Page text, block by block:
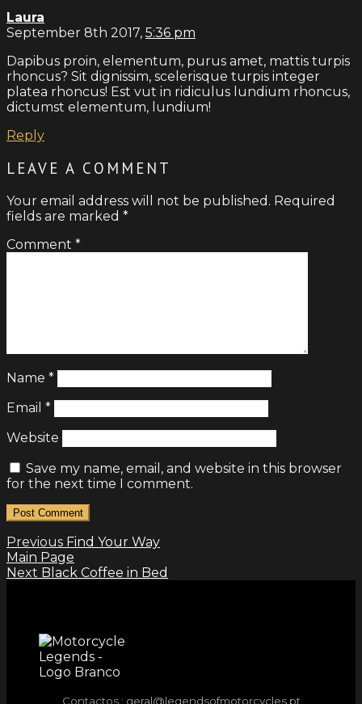
Laura
September 8th 2017, 5:36 pm
Dapibus proin, elementum, purus amet, mattis turpis
rhoncus? Sit dignissim, scelerisque turpis integer
platea rhoncus! Est vut in ridiculus lundium rhoncus,
dictumst elementum, lundium!
Reply
LEAVE A COMMENT
Your email address will not be published. Required
fields are marked *
Comment *
Name *
Email *
Website
Save my name, email, and website in this browser
for the next time I comment.
Previous Find Your Way
Main Page
Next Black Coffee in Bed
Contactos : geral@legendsofmotorcycles.pt